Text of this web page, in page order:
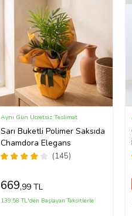
Sarı Buketli Polimer Saksıda
Chamdora Elegans
(145)
Aynı Gün Ücretsiz Teslimat
669,99 TL
139,58 TL'den Başlayan Taksitlerle